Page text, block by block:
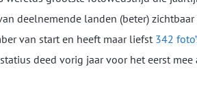
deelnemende landen (beter)
van start en heeft maar liefst 342
deed vorig jaar voor het eerst